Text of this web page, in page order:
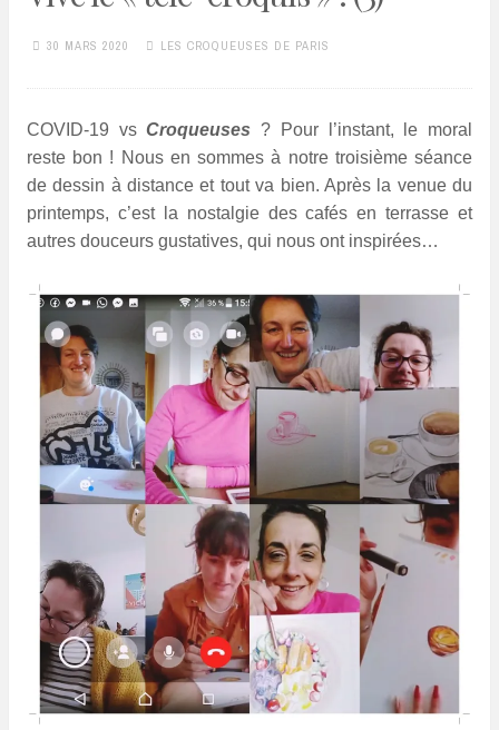
30 MARS 2020 LES CROQUEUSES DE PARIS
COVID-19 vsCroqueuses ? Pour l’instant, le moral
reste bon ! Nous en sommes à notre troisième séance
de dessin à distance et tout va bien. Après la venue du
printemps, c’est la nostalgie des cafés en terrasse et
autres douceurs gustatives, qui nous ont inspirées…